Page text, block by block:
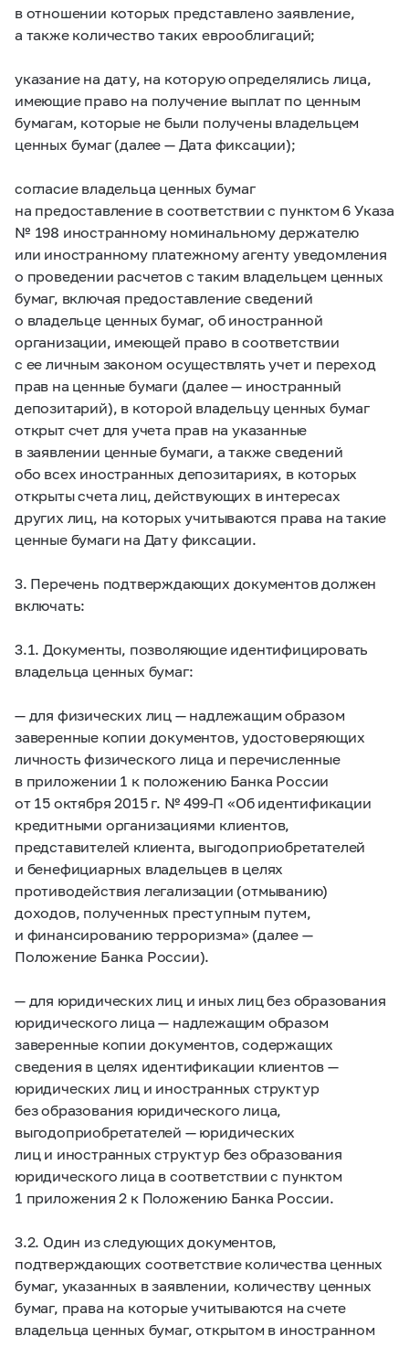
в отношении которых представлено заявление,
а также количество таких еврооблигаций;
указание на дату, на которую определялись лица,
имеющие право на получение выплат по ценным
бумагам, которые не были получены владельцем
ценных бумаг (далее — Дата фиксации);
согласие владельца ценных бумаг
на предоставление в соответствии с пунктом 6 Указа
№ 198 иностранному номинальному держателю
или иностранному платежному агенту уведомления
о проведении расчетов с таким владельцем ценных
бумаг, включая предоставление сведений
о владельце ценных бумаг, об иностранной
организации, имеющей право в соответствии
с ее личным законом осуществлять учет и переход
прав на ценные бумаги (далее — иностранный
депозитарий), в которой владельцу ценных бумаг
открыт счет для учета прав на указанные
в заявлении ценные бумаги, а также сведений
обо всех иностранных депозитариях, в которых
открыты счета лиц, действующих в интересах
других лиц, на которых учитываются права на такие
ценные бумаги на Дату фиксации.
3. Перечень подтверждающих документов должен
включать:
3.1. Документы, позволяющие идентифицировать
владельца ценных бумаг:
— для физических лиц — надлежащим образом
заверенные копии документов, удостоверяющих
личность физического лица и перечисленные
в приложении 1 к положению Банка России
от 15 октября 2015 г. №499-П «Об идентификации
кредитными организациями клиентов,
представителей клиента, выгодоприобретателей
и бенефициарных владельцев в целях
противодействия легализации (отмыванию)
доходов, полученных преступным путем,
и финансированию терроризма» (далее —
Положение Банка России).
— для юридических лиц и иных лиц без образования
юридического лица — надлежащим образом
заверенные копии документов, содержащих
сведения в целях идентификации клиентов —
юридических лиц и иностранных структур
без образования юридического лица,
выгодоприобретателей — юридических
лиц и иностранных структур без образования
юридического лица в соответствии с пунктом
1 приложения 2 к Положению Банка России.
3.2. Один из следующих документов,
подтверждающих соответствие количества ценных
бумаг, указанных в заявлении, количеству ценных
бумаг, права на которые учитываются на счете
владельца ценных бумаг, открытом в иностранном